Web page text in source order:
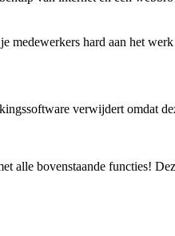
hard aan het
verwijdert omdat
alle bovenstaande functies!